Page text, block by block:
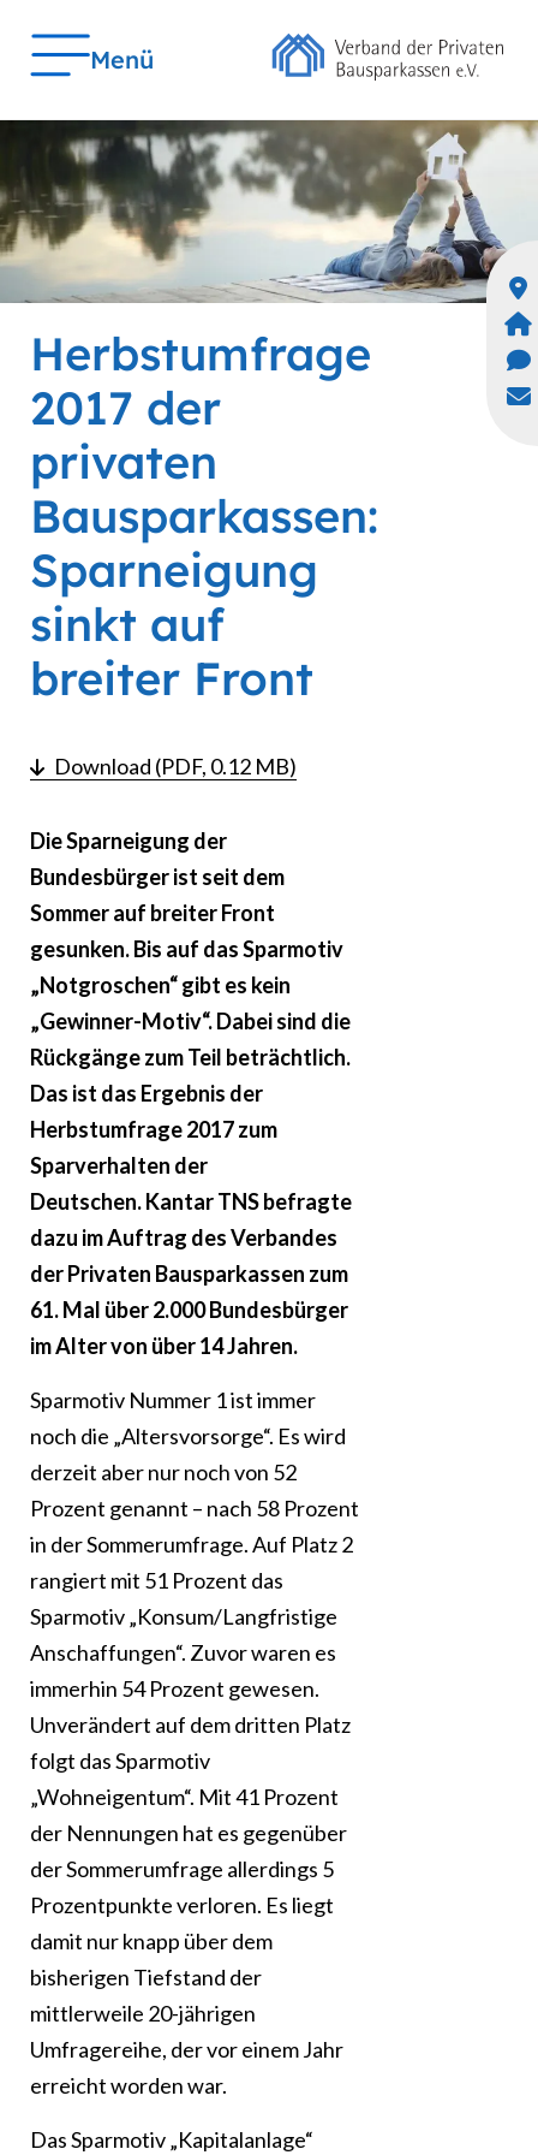
Menü
Herbstumfrage
2017 der
privaten
Bausparkassen:
Sparneigung
sinkt auf
breiter Front
Download (PDF, 0.12 MB)
Die Sparneigung der
Bundesbürger ist seit dem
Sommer auf breiter Front
gesunken. Bis auf das Sparmotiv
„Notgroschen“ gibt es kein
„Gewinner-Motiv“. Dabei sind die
Rückgänge zum Teil beträchtlich.
Das ist das Ergebnis der
Herbstumfrage 2017 zum
Sparverhalten der
Deutschen. Kantar TNS befragte
dazu im Auftrag des Verbandes
der Privaten Bausparkassen zum
61. Mal über 2.000 Bundesbürger
im Alter von über 14 Jahren.
Sparmotiv Nummer 1 ist immer
noch die „Altersvorsorge“. Es wird
derzeit aber nur noch von 52
Prozent genannt – nach 58 Prozent
in der Sommerumfrage. Auf Platz 2
rangiert mit 51 Prozent das
Sparmotiv „Konsum/Langfristige
Anschaffungen“. Zuvor waren es
immerhin 54 Prozent gewesen.
Unverändert auf dem dritten Platz
folgt das Sparmotiv
„Wohneigentum“. Mit 41 Prozent
der Nennungen hat es gegenüber
der Sommerumfrage allerdings 5
Prozentpunkte verloren. Es liegt
damit nur knapp über dem
bisherigen Tiefstand der
mittlerweile 20-jährigen
Umfragereihe, der vor einem Jahr
erreicht worden war.
Das Sparmotiv „Kapitalanlage“